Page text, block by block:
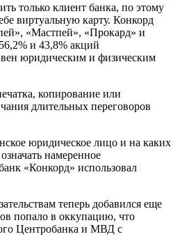
только клиент банка, по этому
виртуальную карту. Конкорд
«Мастпей», «Прокард» и
и 43,8% акций
юридическим и физическим
копирование или
длительных переговоров
юридическое лицо и на каких
намеренное
«Конкорд» использовал
теперь добавился еще
попало в оккупацию, что
Центробанка и МВД с